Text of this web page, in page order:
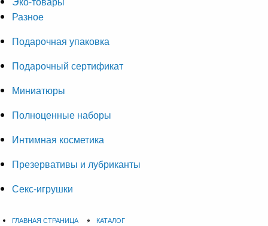
Разное
Подарочная упаковка
Подарочный сертификат
Миниатюры
Полноценные наборы
Интимная косметика
Презервативы и лубриканты
Секс-игрушки
ГЛАВНАЯ СТРАНИЦА КАТАЛОГ